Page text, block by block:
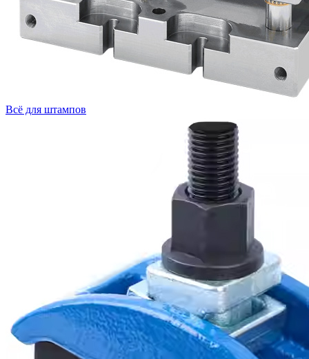
Всё для штампов